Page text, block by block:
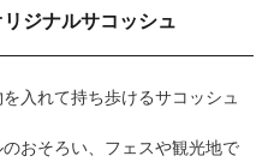
ジナルサコッシュ
入れて持ち歩けるサコッシュ
おそろい、フェスや観光地で